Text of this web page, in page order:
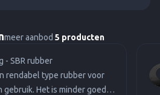
meer aanbod 5 producten
- SBR rubber
rendabel type rubber voor
gebruik. Het is minder goed